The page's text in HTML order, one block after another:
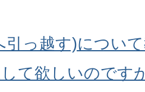
引っ越す)につい
て欲しいのです